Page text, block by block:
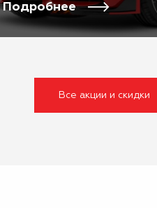
Подробнее
Все акции и скидки